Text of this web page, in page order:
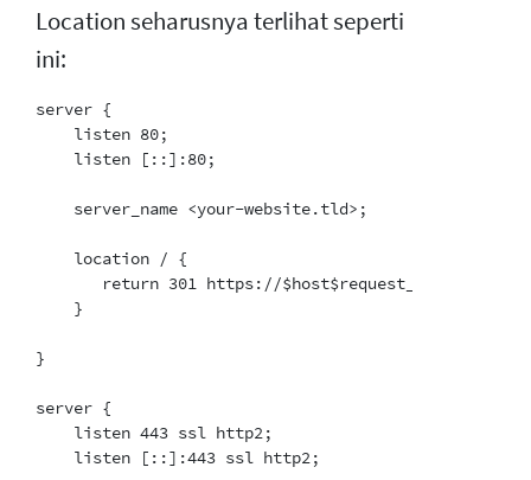
Location seharusnya terlihat seperti
ini:
server {
    listen 80;
    listen [::]:80;
    server_name <your-website.tld>;
    location / {
       return 301 https://$host$request_uri;
    }
}
server {
    listen 443 ssl http2;
    listen [::]:443 ssl http2;